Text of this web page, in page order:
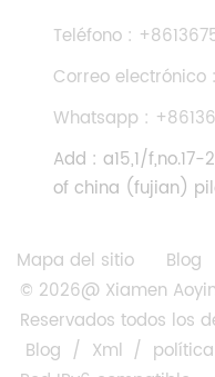
Teléfono :
Correo electrónico
Whatsapp :
Add : a15,1/
of china (fujian)
Mapa del sitio Blog
© 2026@ Xiamen
Reservados todos los
Blog / Xml /